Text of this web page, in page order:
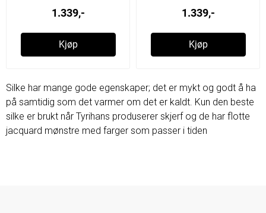
1.339,-
Kjøp
1.339,-
Kjøp
Silke har mange gode egenskaper; det er mykt og godt å ha
på samtidig som det varmer om det er kaldt. Kun den beste
silke er brukt når Tyrihans produserer skjerf og de har flotte
jacquard mønstre med farger som passer i tiden